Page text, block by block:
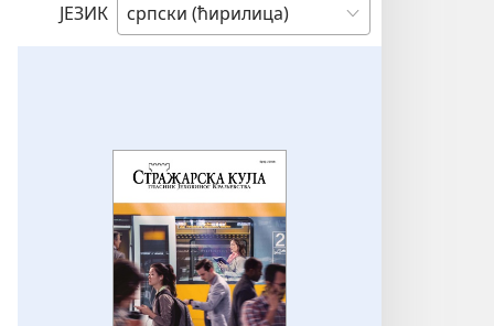
ЈЕЗИК